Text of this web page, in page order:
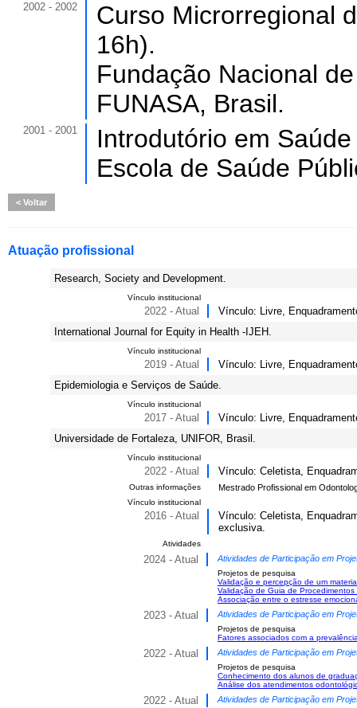
2002 - 2002
Curso Microrregional
16h).
Fundação Nacional
FUNASA, Brasil.
2001 - 2001
Introdutório em
Escola de Saúde
Voltar
Atuação profissional
Research, Society and Development.
Vínculo institucional
2022 - Atual
Vínculo: Livre,
International Journal for Equity in Health -IJEH.
Vínculo institucional
2019 - Atual
Vínculo: Livre,
Epidemiologia e Serviços de Saúde.
Vínculo institucional
2017 - Atual
Vínculo: Livre,
Universidade de Fortaleza, UNIFOR, Brasil.
Vínculo institucional
2022 - Atual Vínculo: Celetista,
Outras informações Mestrado Profissional em
Vínculo institucional
2016 - Atual
Vínculo: Celetista,
exclusiva.
Atividades
2024 - Atual Atividades de Participação em
Projetos de pesquisa
Validação e percepção de um
Validação de Guia de
Associação entre o estresse
2023 - Atual Atividades de Participação em
Projetos de pesquisa
Fatores associados com a
2022 - Atual Atividades de Participação em
Projetos de pesquisa
Conhecimento dos alunos de
Análise dos atendimentos
2022 - Atual Atividades de Participação em